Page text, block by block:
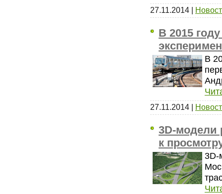
27.11.2014 |
В 2015
В
27.11.2014 |
3D-модели
к
3D-